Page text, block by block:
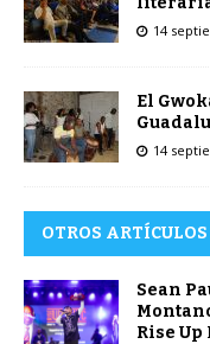
14
El
14
OTROS ARTÍCULOS
Sean
Rise Up